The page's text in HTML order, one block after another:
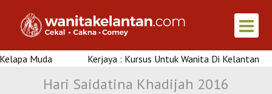
Kerjaya : Kursus Untuk Wanita Di Kelantan
Hari Saidatina Khadijah 2016